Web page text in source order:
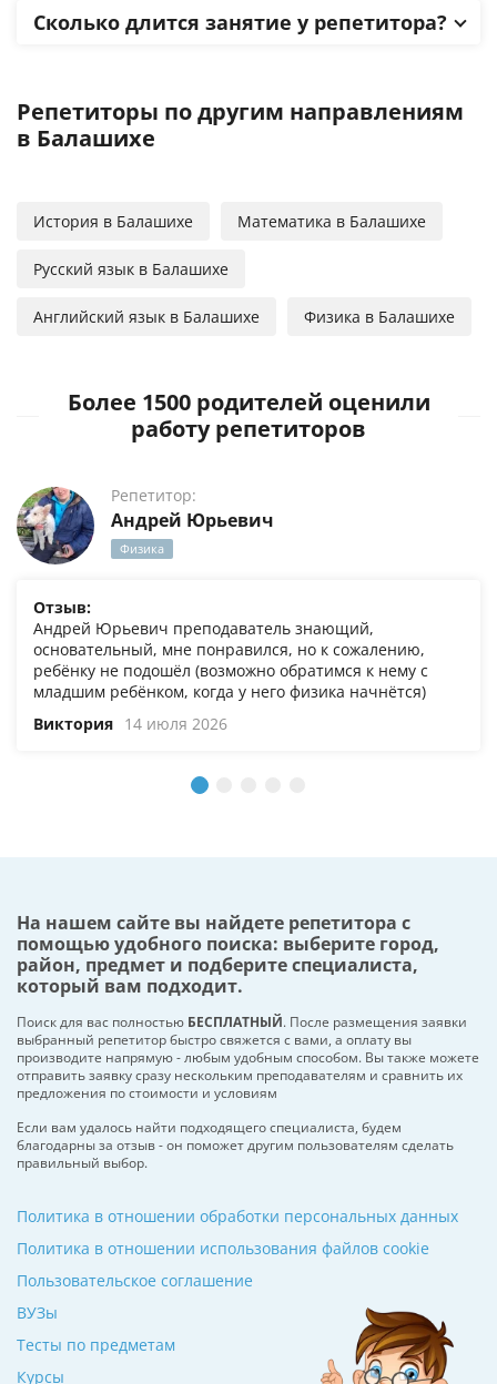
Сколько длится занятие у репетитора?
Репетиторы по другим направлениям
в Балашихе
История в Балашихе Математика в Балашихе
Русский язык в Балашихе
Английский язык в Балашихе Физика в Балашихе
Более 1500 родителей оценили
работу репетиторов
Репетитор:
Андрей Юрьевич
Физика
Отзыв:
Андрей Юрьевич преподаватель знающий,
основательный, мне понравился, но к сожалению,
ребёнку не подошёл (возможно обратимся к нему с
младшим ребёнком, когда у него физика начнётся)
Виктория 14 июля 2026
На нашем сайте вы найдете репетитора с
помощью удобного поиска: выберите город,
район, предмет и подберите специалиста,
который вам подходит.
Поиск для вас полностью БЕСПЛАТНЫЙ. После размещения заявки
выбранный репетитор быстро свяжется с вами, а оплату вы
производите напрямую - любым удобным способом. Вы также можете
отправить заявку сразу нескольким преподавателям и сравнить их
предложения по стоимости и условиям
Если вам удалось найти подходящего специалиста, будем
благодарны за отзыв - он поможет другим пользователям сделать
правильный выбор.
ВУЗы
Тесты по предметам
Курсы
Политика в отношении обработки персональных данных
Политика в отношении использования файлов cookie
Пользовательское соглашение